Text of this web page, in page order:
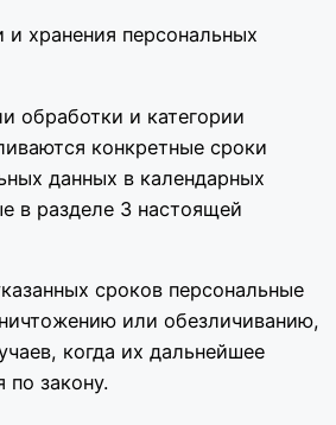
хранения персональных
обработки и категории
конкретные сроки
данных в календарных
в разделе 3 настоящей
сроков персональные
или обезличиванию,
когда их дальнейшее
по закону.